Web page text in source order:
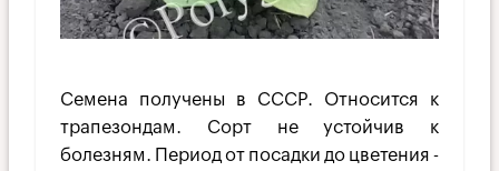
Семена получены в СССР. Относится к
трапезондам. Сорт не устойчив к
болезням. Период от посадки до цветения -